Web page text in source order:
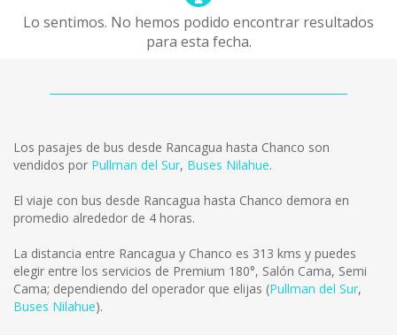
Lo sentimos. No hemos podido encontrar resultados
para esta fecha.
Los pasajes de bus desde Rancagua hasta Chanco son
vendidos por Pullman del Sur, Buses Nilahue.
El viaje con bus desde Rancagua hasta Chanco demora en
promedio alrededor de 4 horas.
La distancia entre Rancagua y Chanco es 313 kms y puedes
elegir entre los servicios de Premium 180°, Salón Cama, Semi
Cama; dependiendo del operador que elijas (Pullman del Sur,
Buses Nilahue).